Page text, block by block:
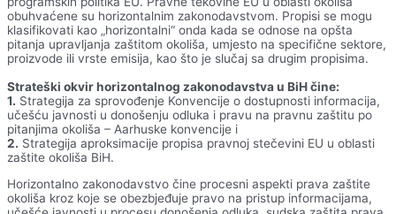
obuhvaćene su horizontalnim zakonodavstvom. Propisi se mogu
klasifikovati kao „horizontalni“ onda kada se odnose na opšta
pitanja upravljanja zaštitom okoliša, umjesto na specifične sektore,
proizvode ili vrste emisija, kao što je slučaj sa drugim propisima.
Strateški okvir horizontalnog zakonodavstva u BiH čine:
1. Strategija za sprovođenje Konvencije o dostupnosti informacija,
učešću javnosti u donošenju odluka i pravu na pravnu zaštitu po
pitanjima okoliša – Aarhuske konvencije i
2. Strategija aproksimacije propisa pravnoj stečevini EU u oblasti
zaštite okoliša BiH.
Horizontalno zakonodavstvo čine procesni aspekti prava zaštite
okoliša kroz koje se obezbjeđuje pravo na pristup informacijama,